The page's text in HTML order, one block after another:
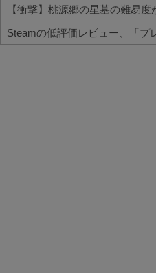
【衝撃】桃源郷の星墓の難易